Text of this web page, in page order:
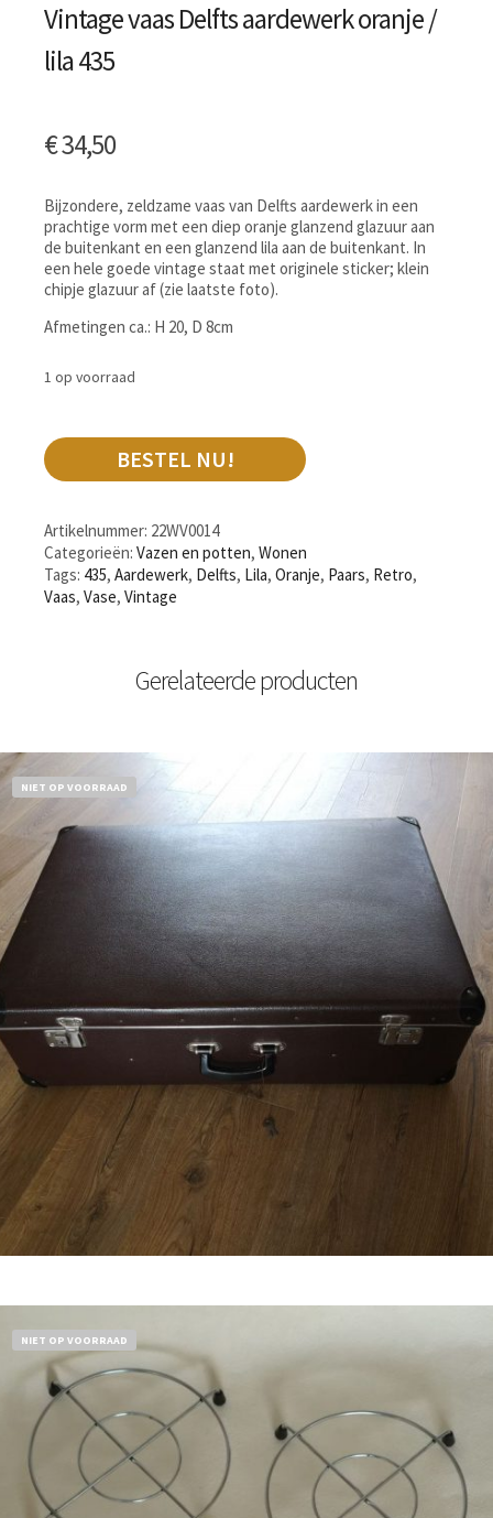
Vintage vaas Delfts aardewerk oranje /
lila 435
€34,50
Bijzondere, zeldzame vaas van Delfts aardewerk in een
prachtige vorm met een diep oranje glanzend glazuur aan
de buitenkant en een glanzend lila aan de buitenkant. In
een hele goede vintage staat met originele sticker; klein
chipje glazuur af (zie laatste foto).
Afmetingen ca.: H 20, D 8cm
1 op voorraad
BESTEL NU!
Artikelnummer: 22WV0014
Categorieën: Vazen en potten, Wonen
Tags: 435, Aardewerk, Delfts, Lila, Oranje, Paars, Retro,
Vaas, Vase, Vintage
Gerelateerde producten
NIET OP VOORRAAD
€32,50
NIET OP VOORRAAD